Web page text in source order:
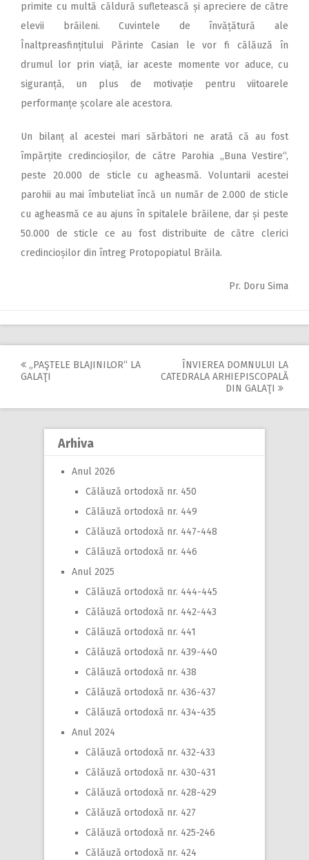
primite cu multă căldură sufletească și apreciere de către
elevii brăileni. Cuvintele de învățătură ale
Înaltpreasfințitului Părinte Casian le vor fi călăuză în
drumul lor prin viață, iar aceste momente vor aduce, cu
siguranță, un plus de motivație pentru viitoarele
performanțe școlare ale acestora.
Un bilanț al acestei mari sărbători ne arată că au fost
împărțite credincioșilor, de către Parohia „Buna Vestire“,
peste 20.000 de sticle cu agheasmă. Voluntarii acestei
parohii au mai îmbuteliat încă un număr de 2.000 de sticle
cu agheasmă ce au ajuns în spitalele brăilene, dar și peste
50.000 de sticle ce au fost distribuite de către clerici
credincioșilor din întreg Protopopiatul Brăila.
Pr. Doru Sima
Post
navigation
„PAŞTELE BLAJINILOR“ LA
GALAŢI
ÎNVIEREA DOMNULUI LA
CATEDRALA ARHIEPISCOPALĂ
DIN GALAŢI
Arhiva
Anul 2026
Călăuză ortodoxă nr. 450
Călăuză ortodoxă nr. 449
Călăuză ortodoxă nr. 447-448
Călăuză ortodoxă nr. 446
Anul 2025
Călăuză ortodoxă nr. 444-445
Călăuză ortodoxă nr. 442-443
Călăuză ortodoxă nr. 441
Călăuză ortodoxă nr. 439-440
Călăuză ortodoxă nr. 438
Călăuză ortodoxă nr. 436-437
Călăuză ortodoxă nr. 434-435
Anul 2024
Călăuză ortodoxă nr. 432-433
Călăuză ortodoxă nr. 430-431
Călăuză ortodoxă nr. 428-429
Călăuză ortodoxă nr. 427
Călăuză ortodoxă nr. 425-246
Călăuză ortodoxă nr. 424